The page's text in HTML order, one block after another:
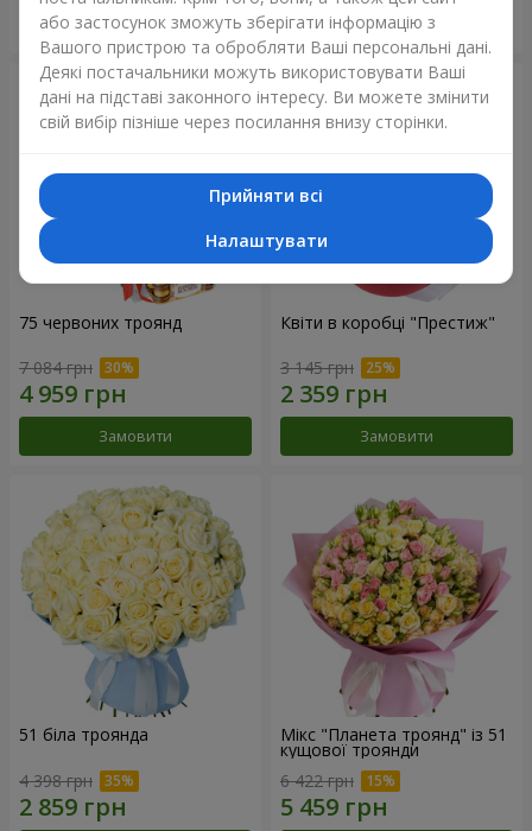
Замовити Замовити
75 червоних троянд
7 084 грн
Замовити
Квіти в коробці "Престиж"
3 145 грн
Замовити
51 біла троянда
4 398 грн
Мікс "Планета троянд" із 51
кущової троянди
6 422 грн
або застосунок зможуть зберігати інформацію з
Вашого пристрою та обробляти Ваші персональні дані.
Деякі постачальники можуть використовувати Ваші
дані на підставі законного інтересу. Ви можете змінити
свій вибір пізніше через посилання внизу сторінки.
Прийняти всі
Налаштувати